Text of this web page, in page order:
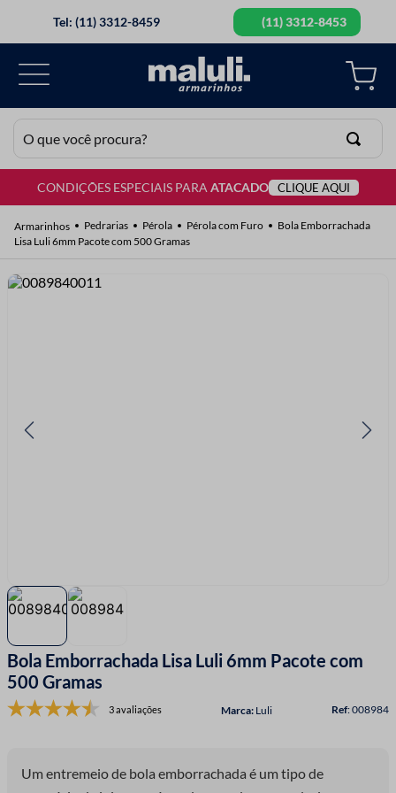
Tel: (11) 3312-8459 (11) 3312-8453
O que você procura?
CONDIÇÕES ESPECIAIS PARAATACADO CLIQUE AQUI
Pedrarias Pérola Pérola com Furo
Bola Emborrachada
Lisa Luli 6mm Pacote com 500 Gramas
Bola Emborrachada Lisa Luli 6mm Pacote com
500 Gramas
3 avaliações Luli :008984
Um entremeio de bola emborrachada é um tipo de
TERMOS MAIS BUSCADOS
2º
barbante
3º
botão
8º